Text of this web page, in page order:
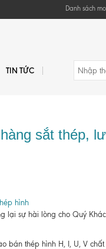
Danh sách
TIN TỨC
sắt thép,
hình
lại sự hài lòng cho Quý
bán thép hình H, I, U, V